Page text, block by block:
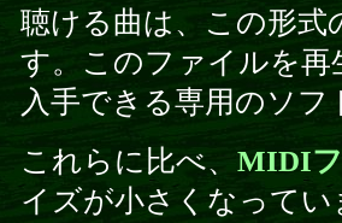
聴ける曲は、この形
す。このファイルを
入手できる専用のソフ
これらに比べ、 MIDI
イズが小さくなって